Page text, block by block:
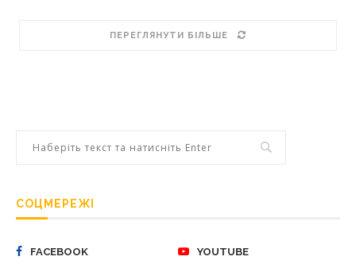
ПЕРЕГЛЯНУТИ БІЛЬШЕ
СОЦМЕРЕЖІ
FACEBOOK YOUTUBE